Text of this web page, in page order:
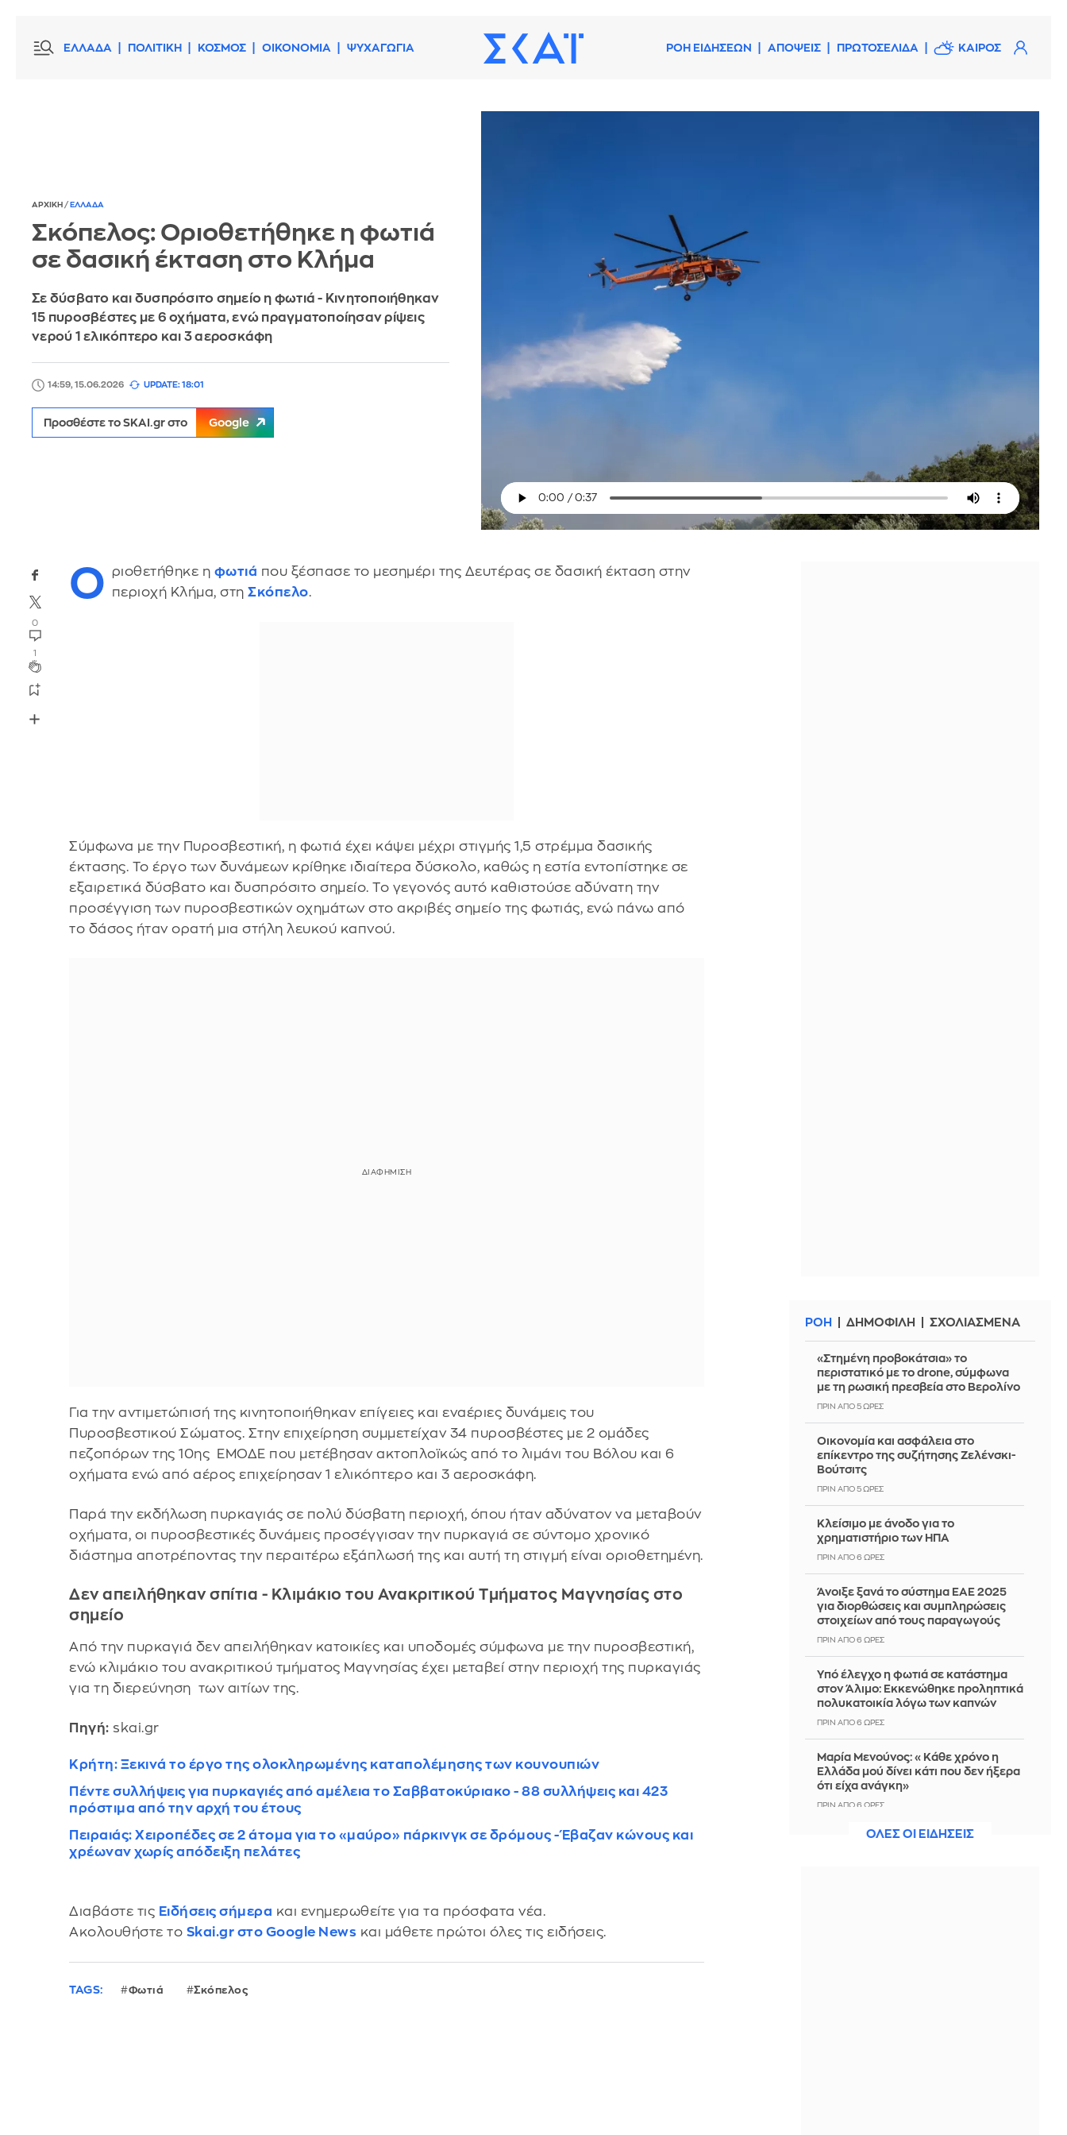
ΕΛΛΑΔΑ ΠΟΛΙΤΙΚΗ ΚΟΣΜΟΣ ΟΙΚΟΝΟΜΙΑ ΨΥΧΑΓΩΓΙΑ ΡΟΗ ΕΙΔΗΣΕΩΝ ΑΠΟΨΕΙΣ ΠΡΩΤΟΣΕΛΙΔΑ ΚΑΙΡΟΣ
ΑΡΧΙΚΗ / ΕΛΛΑΔΑ
Σκόπελος: Οριοθετήθηκε η φωτιά
σε δασική έκταση στο Κλήμα
Σε δύσβατο και δυσπρόσιτο σημείο η φωτιά - Κινητοποιήθηκαν
15 πυροσβέστες με 6 οχήματα, ενώ πραγματοποίησαν ρίψεις
νερού 1 ελικόπτερο και 3 αεροσκάφη
14:59, 15.06.2026 UPDATE: 18:01
Προσθέστε το SKAI.gr στο Google
0
1
Ο ριοθετήθηκε η φωτιά που ξέσπασε το μεσημέρι της Δευτέρας σε δασική έκταση στην
περιοχή Κλήμα, στηΣκόπελο.
Σύμφωνα με την Πυροσβεστική, η φωτιά έχει κάψει μέχρι στιγμής 1,5 στρέμμα δασικής
έκτασης. Το έργο των δυνάμεων κρίθηκε ιδιαίτερα δύσκολο, καθώς η εστία εντοπίστηκε σε
εξαιρετικά δύσβατο και δυσπρόσιτο σημείο. Το γεγονός αυτό καθιστούσε αδύνατη την
προσέγγιση των πυροσβεστικών οχημάτων στο ακριβές σημείο της φωτιάς, ενώ πάνω από
το δάσος ήταν ορατή μια στήλη λευκού καπνού.
Για την αντιμετώπισή της κινητοποιήθηκαν επίγειες και εναέριες δυνάμεις του
Πυροσβεστικού Σώματος. Στην επιχείρηση συμμετείχαν 34 πυροσβέστες με 2 ομάδες
πεζοπόρων της 10ης ΕΜΟΔΕ που μετέβησαν ακτοπλοϊκώς από το λιμάνι του Βόλου και 6
οχήματα ενώ από αέρος επιχείρησαν 1 ελικόπτερο και 3 αεροσκάφη.
Παρά την εκδήλωση πυρκαγιάς σε πολύ δύσβατη περιοχή, όπου ήταν αδύνατον να μεταβούν
οχήματα, οι πυροσβεστικές δυνάμεις προσέγγισαν την πυρκαγιά σε σύντομο χρονικό
διάστημα αποτρέποντας την περαιτέρω εξάπλωσή της και αυτή τη στιγμή είναι οριοθετημένη.
Δεν απειλήθηκαν σπίτια - Κλιμάκιο του Ανακριτικού Τμήματος Μαγνησίας στο
σημείο
Από την πυρκαγιά δεν απειλήθηκαν κατοικίες και υποδομές σύμφωνα με την πυροσβεστική,
ενώ κλιμάκιο του ανακριτικού τμήματος Μαγνησίας έχει μεταβεί στην περιοχή της πυρκαγιάς
για τη διερεύνηση των αιτίων της.
Πηγή: skai.gr
Κρήτη: Ξεκινά το έργο της ολοκληρωμένης καταπολέμησης των κουνουπιών
Πέντε συλλήψεις για πυρκαγιές από αμέλεια το Σαββατοκύριακο - 88 συλλήψεις και 423
πρόστιμα από την αρχή του έτους
Πειραιάς: Χειροπέδες σε 2 άτομα για το «μαύρο» πάρκινγκ σε δρόμους - Έβαζαν κώνους και
χρέωναν χωρίς απόδειξη πελάτες
Διαβάστε τις Ειδήσεις σήμερα και ενημερωθείτε για τα πρόσφατα νέα.
Ακολουθήστε το Skai.gr στο Google News και μάθετε πρώτοι όλες τις ειδήσεις.
TAGS: Φωτιά Σκόπελος
ΡΟΗ ΔΗΜΟΦΙΛΗ ΣΧΟΛΙΑΣΜΕΝΑ
«Στημένη προβοκάτσια» το
περιστατικό με το drone, σύμφωνα
με τη ρωσική πρεσβεία στο Βερολίνο
ΠΡΙΝ ΑΠΌ 5 ΏΡΕΣ
Οικονομία και ασφάλεια στο
επίκεντρο της συζήτησης Ζελένσκι-
Βούτσιτς
ΠΡΙΝ ΑΠΌ 5 ΏΡΕΣ
Κλείσιμο με άνοδο για το
χρηματιστήριο των ΗΠΑ
ΠΡΙΝ ΑΠΌ 6 ΏΡΕΣ
Άνοιξε ξανά το σύστημα ΕΑΕ 2025
για διορθώσεις και συμπληρώσεις
στοιχείων από τους παραγωγούς
ΠΡΙΝ ΑΠΌ 6 ΏΡΕΣ
Yπό έλεγχο η φωτιά σε κατάστημα
στον Άλιμο: Εκκενώθηκε προληπτικά
πολυκατοικία λόγω των καπνών
ΠΡΙΝ ΑΠΌ 6 ΏΡΕΣ
Μαρία Μενούνος: «Κάθε χρόνο η
Ελλάδα μού δίνει κάτι που δεν ήξερα
ότι είχα ανάγκη»
ΠΡΙΝ ΑΠΌ 6 ΏΡΕΣ
Η ξηρασία απειλεί την
ΟΛΕΣ ΟΙ ΕΙΔΗΣΕΙΣ